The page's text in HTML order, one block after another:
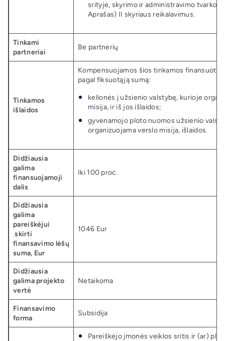
srityje, skyrimo ir administravimo tvarkos
Aprašas) II skyriaus reikalavimus.
Tinkami
partneriai
Be partnerių
Tinkamos
išlaidos
Kompensuojamos šios tinkamos finansuoti
pagal fiksuotąją sumą:
kelionės į užsienio valstybę, kurioje
misija, ir iš jos išlaidos;
gyvenamojo ploto nuomos užsienio
organizuojama verslo misija, išlaidos.
Didžiausia
galima
finansuojamoji
dalis
Iki 100 proc.
Didžiausia
galima
pareiškėjui
skirti
finansavimo lėšų
suma, Eur
1046 Eur
Didžiausia
galima projekto
vertė
Netaikoma
Finansavimo
forma
Subsidija
Pareiškėjo įmonės veiklos sritis ir (ar)